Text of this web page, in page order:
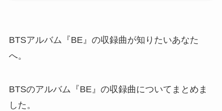
BTSアルバム『BE』の収録曲が知りたいあなた
へ。
BTSのアルバム『BE』の収録曲についてまとめま
した。